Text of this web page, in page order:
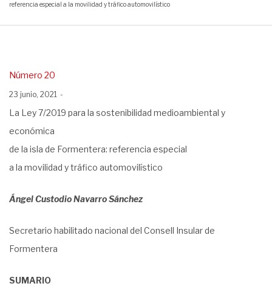
referencia especial a la movilidad y tráfico automovilístico
Posted
in
Número 20
Posted
23 junio, 2021
La Ley 7/2019 para la sostenibilidad medioambiental y
económica
de la isla de Formentera: referencia especial
a la movilidad y tráfico automovilístico
Ángel Custodio Navarro Sánchez
Secretario habilitado nacional del Consell Insular de
Formentera
SUMARIO